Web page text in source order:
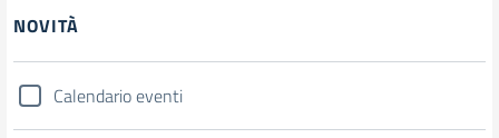
NOVITÀ
Calendario eventi